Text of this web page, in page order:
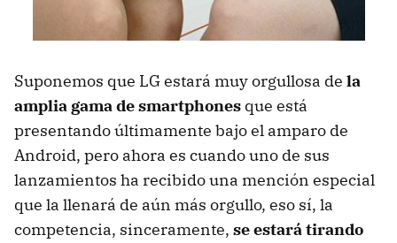
Suponemos que LG estará muy orgullosa de la
amplia gama de smartphones que está
presentando últimamente bajo el amparo de
Android, pero ahora es cuando uno de sus
lanzamientos ha recibido una mención especial
que la llenará de aún más orgullo, eso sí, la
competencia, sinceramente, se estará tirando